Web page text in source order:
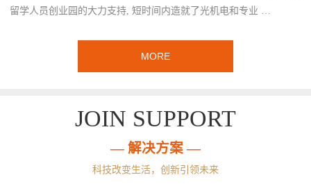
留学人员创业园的大力支持, 短时间内造就了光机电和专业 …
MORE
JOIN SUPPORT
— 解决方案 —
科技改变生活，创新引领未来